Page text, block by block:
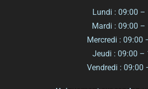
Lundi : 09:00 –
Mardi : 09:00 –
Mercredi : 09:00
Jeudi : 09:00 –
Vendredi : 09:00